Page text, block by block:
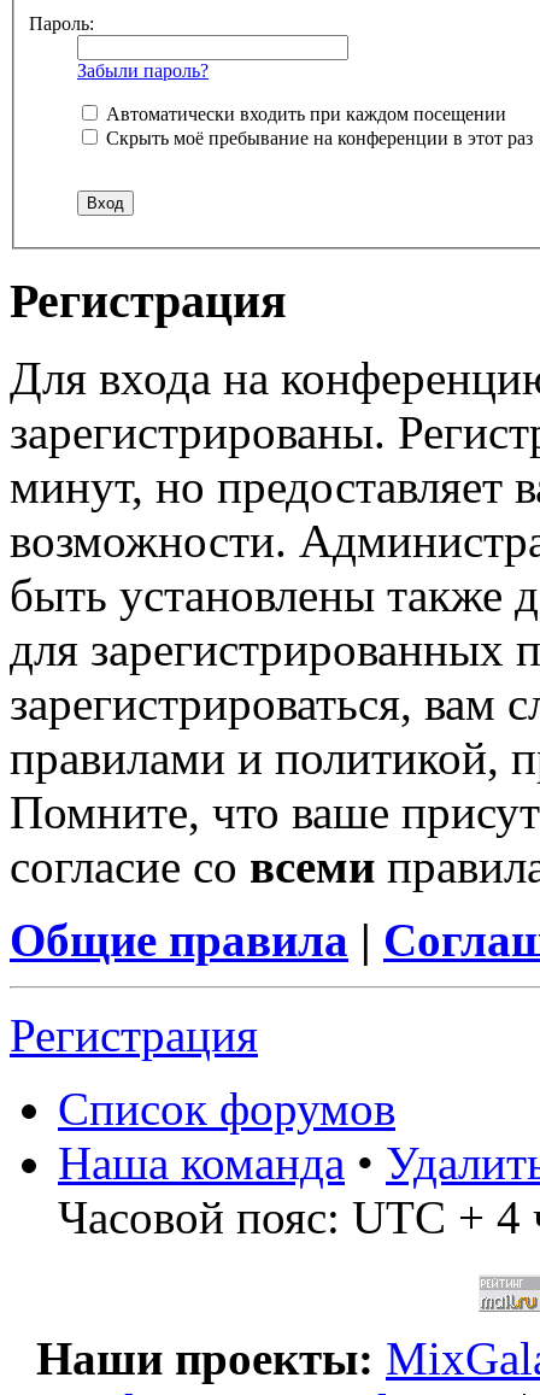
Пароль:
Забыли пароль?
Автоматически входить при каждом посещении
Скрыть моё пребывание на конференции в этот раз
Регистрация
Для входа на
зарегистрированы.
минут, но предоставляет
возможности.
быть установлены также
для зарегистрированных
зарегистрироваться, вам
правилами и политикой,
Помните, что ваше
согласие со всеми
Общие правила |
Регистрация
Список форумов
Наша команда •
Часовой пояс: UTC + 4
Наши проекты: